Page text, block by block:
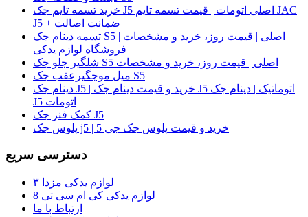
خرید تسمه تایم جک J5 اصلی اتومات | قیمت تسمه تایم JAC
J5 + ضمانت اصالت
تسمه دینام جک S5 اصلی | قیمت روز، خرید و مشخصات |
فروشگاه لوازم یدکی
شلگیر جلو جک S5 اصلی | قیمت روز، خرید و مشخصات
میل موجگیرعقب جک S5
دینام جک J5 | خرید و قیمت دینام جک J5 اتوماتیک | دینام جک
J5 اتومات
کمک فنر جک J5
پلوس جک j5 | خرید و قیمت پلوس جک جی 5
دسترسی سریع
لوازم یدکی مزدا ۳
لوازم یدکی کی ام سی تی 8
ارتباط با ما